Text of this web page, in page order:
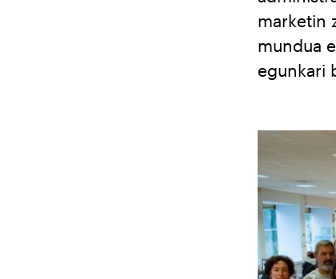
marketin
mundua
egunkari